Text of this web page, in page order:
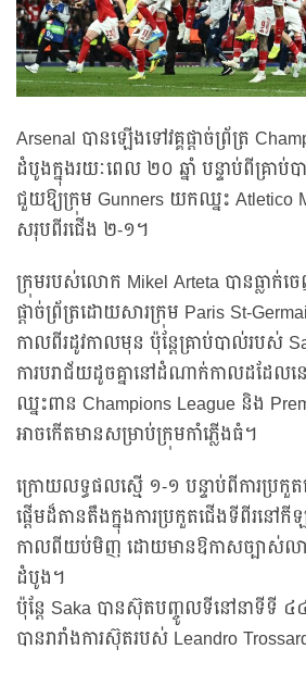
Arsenal បានឡើងទៅវគ្គផ្តាច់ព្រ័ត្រ
ដំបូងក្នុងរយៈពេល ២០ ឆ្នាំ បន្ទាប់ពីគ្រា
ជួយឱ្យក្រុម Gunners យកឈ្នះ
សរុបពីរជើង ២-១។
ក្រុមរបស់លោក Mikel Arteta បានធ្លាក់ច
ផ្តាច់ព្រ័ត្រដោយសារក្រុម Paris St-
កាលពីរដូវកាលមុន ប៉ុន្តែគ្រាប់បាល់របស់
ការបរាជ័យដូចគ្នានៅដំណាក់កាលដដែ
ឈ្នះពាន Champions League និង
អាចកើតមានសម្រាប់ក្រុមកាំភ្លើងធំ។
ក្រោយលទ្ធផលស្មើ ១-១ បន្ទាប់ពីការប្រកួ
ផ្តើមដ៏តានតឹងក្នុងការប្រកួតជើងទីពីរនៅកី
កាលពីយប់មិញ ដោយមានឱកាសច្បាស់ល
ដំបូង។
ប៉ុន្តែ Saka បានស៊ុតបញ្ចូលទីនៅនាទីទី ៤
បានរារាំងការស៊ុតរបស់ Leandro